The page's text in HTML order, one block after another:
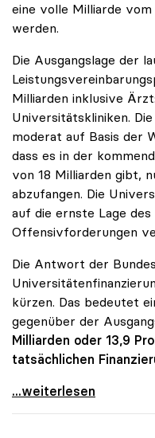
eine volle Milliarde
werden.
Die Ausgangslage der
Milliarden inklusive
Universitätskliniken.
moderat auf Basis der
dass es in der
von 18 Milliarden gibt,
abzufangen. Die
auf die ernste Lage
Offensivforderungen
Die Antwort der
kürzen. Das bedeutet
gegenüber der
Milliarden oder 13,9
tatsächlichen
\"Österreich ist für die
...weiterlesen